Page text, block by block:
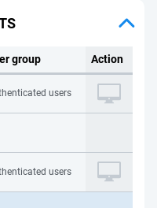
group Action
users
users